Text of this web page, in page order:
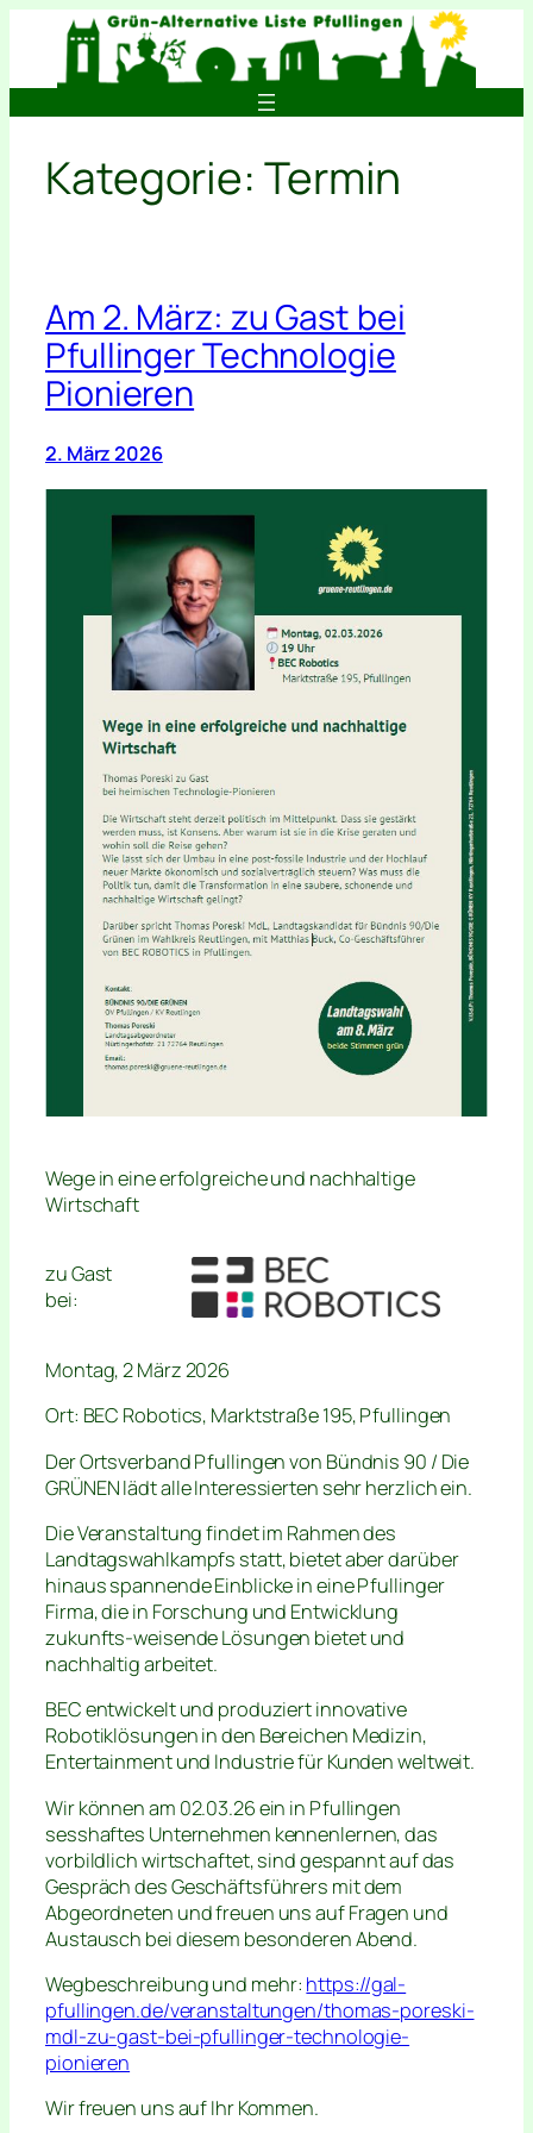
springen
Kategorie: Termin
Am 2. März: zu Gast bei
Pfullinger Technologie
Pionieren
2. März 2026
Wege in eine erfolgreiche und nachhaltige
Wirtschaft
zu Gast
bei:
Montag, 2 März 2026
Ort: BEC Robotics, Marktstraße 195, Pfullingen
Der Ortsverband Pfullingen von Bündnis 90 / Die
GRÜNEN lädt alle Interessierten sehr herzlich ein.
Die Veranstaltung findet im Rahmen des
Landtagswahlkampfs statt, bietet aber darüber
hinaus spannende Einblicke in eine Pfullinger
Firma, die in Forschung und Entwicklung
zukunfts-weisende Lösungen bietet und
nachhaltig arbeitet.
BEC entwickelt und produziert innovative
Robotiklösungen in den Bereichen Medizin,
Entertainment und Industrie für Kunden weltweit.
Wir können am 02.03.26 ein in Pfullingen
sesshaftes Unternehmen kennenlernen, das
vorbildlich wirtschaftet, sind gespannt auf das
Gespräch des Geschäftsführers mit dem
Abgeordneten und freuen uns auf Fragen und
Austausch bei diesem besonderen Abend.
Wegbeschreibung und mehr: https://gal-
pfullingen.de/veranstaltungen/thomas-poreski-
mdl-zu-gast-bei-pfullinger-technologie-
pionieren
Wir freuen uns auf Ihr Kommen.